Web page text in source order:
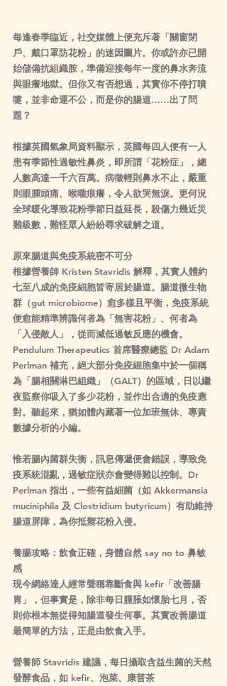
每逢春季臨近，社交媒體上便充斥著「關窗閉
戶、戴口罩防花粉」的迷因圖片。你或許亦已開
始儲備抗組織胺，準備迎接每年一度的鼻水奔流
與眼癢地獄。但你又有否想過，其實你不停打噴
嚏，並非命運不公，而是你的腸道……出了問
題？
根據英國氣象局資料顯示，英國每四人便有一人
患有季節性過敏性鼻炎，即所謂「花粉症」，總
人數高達一千六百萬。病徵輕則鼻水不止，嚴重
則眼腫頭痛、喉嚨痕癢，令人欲哭無淚。更何況
全球暖化導致花粉季節日益延長，殺傷力幾近災
難級數，難怪眾人紛紛尋求破解之道。
原來腸道與免疫系統密不可分
根據營養師 Kristen Stavridis 解釋，其實人體約
七至八成的免疫細胞皆寄居於腸道。腸道微生物
群（gut microbiome）愈多樣且平衡，免疫系統
便愈能精準辨識何者為「無害花粉」、何者為
「入侵敵人」，從而減低過敏反應的機會。
Pendulum Therapeutics 首席醫療總監 Dr Adam
Perlman 補充，絕大部分免疫細胞集中於一個稱
為「腸相關淋巴組織」（GALT）的區域，日以繼
夜監察你吸入了多少花粉，並作出合適的免疫應
對。聽起來，猶如體內藏著一位加班無休、專責
數據分析的小編。
惟若腸內菌群失衡，訊息傳遞便會錯誤，導致免
疫系統混亂，過敏症狀亦會變得難以控制。Dr
Perlman 指出，一些有益細菌（如 Akkermansia
muciniphila 及 Clostridium butyricum）有助維持
腸道屏障，為你抵禦花粉入侵。
養腸攻略：飲食正確，身體自然 say no to 鼻敏
感
現今網絡達人經常聲稱靠斷食與 kefir「改善腸
胃」，但事實是，除非每日腫脹如懷胎七月，否
則你根本無從得知腸道發生何事。其實改善腸道
最簡單的方法，正是由飲食入手。
營養師 Stavridis 建議，每日攝取含益生菌的天然
發酵食品，如 kefir、泡菜、康普茶